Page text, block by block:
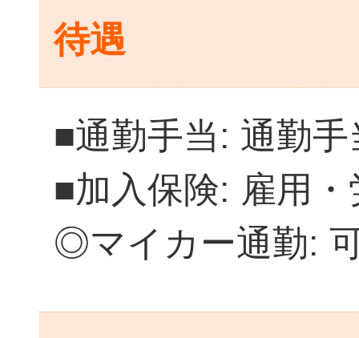
待遇
■通勤手当: 通勤
■加入保険: 雇用
◎マイカー通勤: